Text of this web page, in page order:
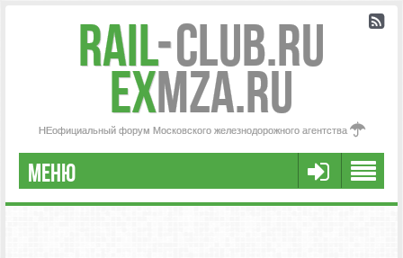
Rail-Club.RU
exMZA.RU
НЕофициальный форум Московского железнодорожного агентства
МЕНЮ
РЕГИСТРАЦИЯ